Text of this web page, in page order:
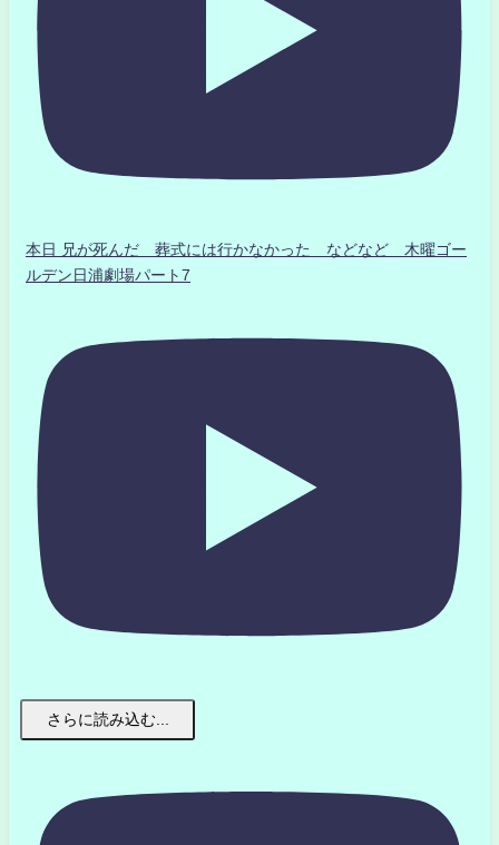
本日 兄が死んだ 葬式には行かなかった などなど 木曜ゴー
ルデン日浦劇場パート7
さらに読み込む...